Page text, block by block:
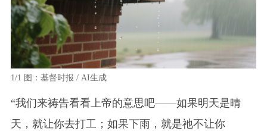
1/1 图：基督时报 / AI生成
“我们来祷告看看上帝的意思吧——如果明天是晴
天，就让你去打工；如果下雨，就是祂不让你